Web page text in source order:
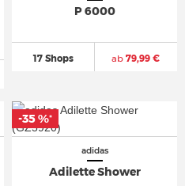
P 6000
17 Shops ab 79,99 €
adidas
Adilette Shower
-35 %*